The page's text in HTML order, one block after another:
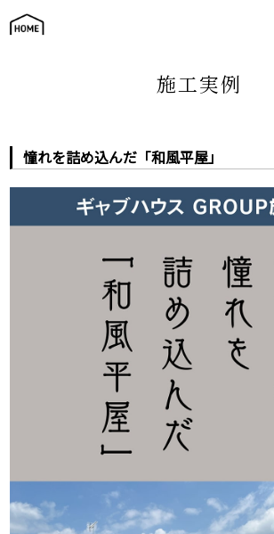
憧れを詰め込んだ「和風平屋」
施工実例
憧れを詰め込んだ「和風平屋」